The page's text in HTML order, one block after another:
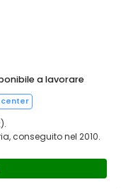
a lavorare
conseguito nel 2010.